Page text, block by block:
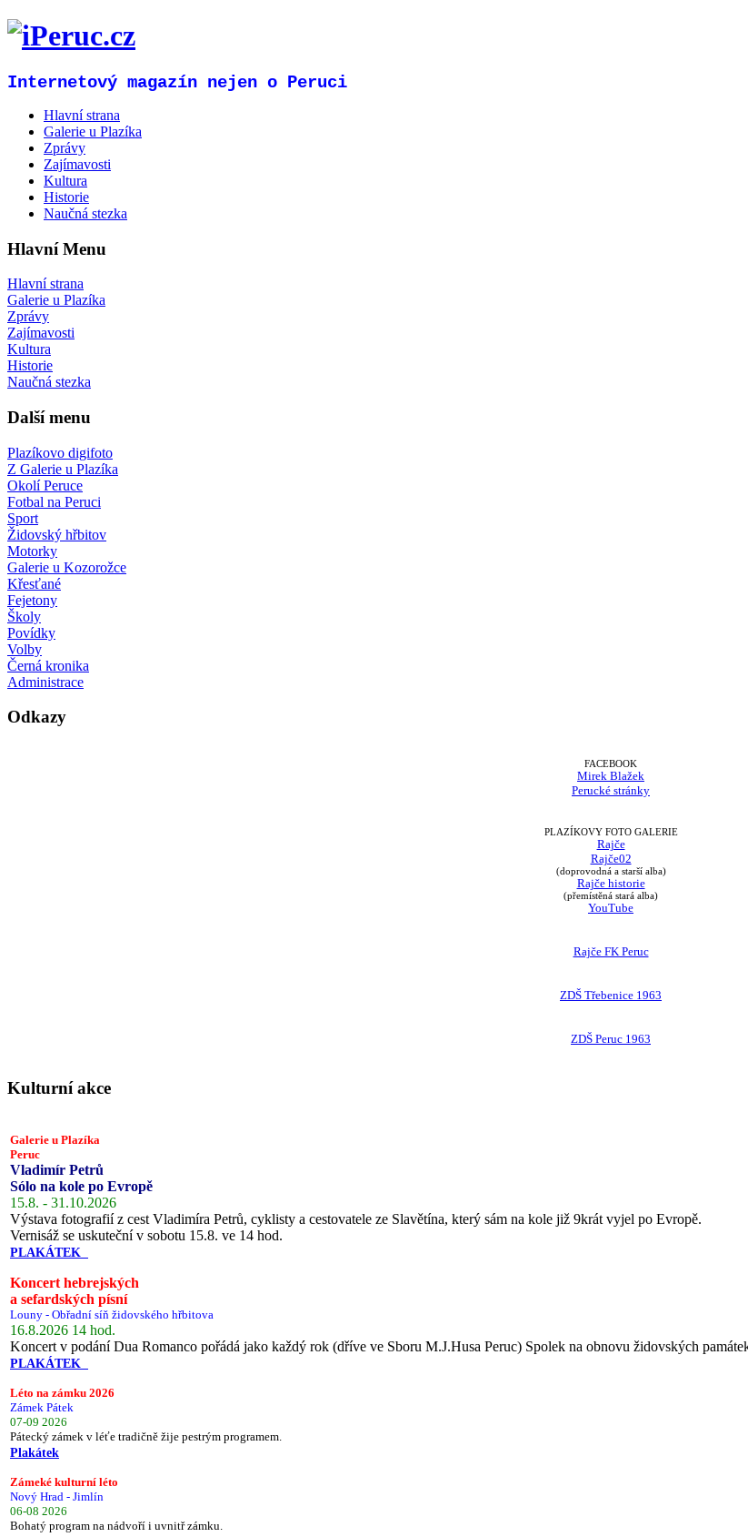
Internetový magazín nejen o Peruci
Hlavní strana
Galerie u Plazíka
Zprávy
Zajímavosti
Kultura
Historie
Naučná stezka
Hlavní Menu
Hlavní strana
Galerie u Plazíka
Zprávy
Zajímavosti
Kultura
Historie
Naučná stezka
Další menu
Plazíkovo digifoto
Z Galerie u Plazíka
Okolí Peruce
Fotbal na Peruci
Sport
Židovský hřbitov
Motorky
Galerie u Kozorožce
Křesťané
Fejetony
Školy
Povídky
Volby
Černá kronika
Administrace
Odkazy
FACEBOOK
Mirek Blažek
Perucké stránky
PLAZÍKOVY FOTO GALERIE
Rajče
Rajče02
(doprovodná a starší alba)
Rajče historie
(přemístěná stará alba)
YouTube
Rajče FK Peruc
ZDŠ Třebenice 1963
ZDŠ Peruc 1963
Kulturní akce
Galerie u Plazíka
Peruc
Vladimír Petrů
Sólo na kole po Evropě
15.8. - 31.10.2026
Výstava fotografií z cest Vladimíra Petrů, cyklisty a cestovatele ze Slavětína, který sám na kole již 9krát vyjel po Evropě.
Vernisáž se uskuteční v sobotu 15.8. ve 14 hod.
PLAKÁTEK
Koncert hebrejských
a sefardských písní
Louny - Obřadní síň židovského hřbitova
16.8.2026 14 hod.
Koncert v podání Dua Romanco pořádá jako každý rok (dříve ve Sboru M.J.Husa Peruc) Spolek na obnovu židovských
PLAKÁTEK
Léto na zámku 2026
Zámek Pátek
07-09 2026
Pátecký zámek v léťe tradičně žije pestrým programem.
Plakátek
Zámeké kulturní léto
Nový Hrad - Jimlín
06-08 2026
Bohatý program na nádvoří i uvnitř zámku.